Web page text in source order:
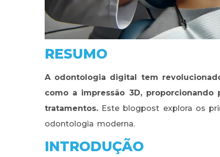
RESUMO
A odontologia digital tem
como a impressão 3D, proporcionando
tratamentos. Este blogpost explora os
odontologia moderna.
INTRODUÇÃO